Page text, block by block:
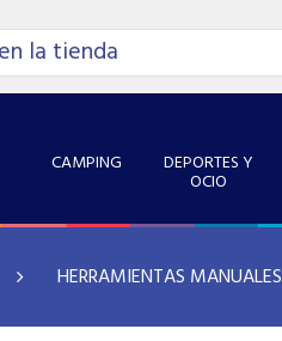
CAMPING DEPORTES Y
OCIO
HERRAMIENTAS MANUALES